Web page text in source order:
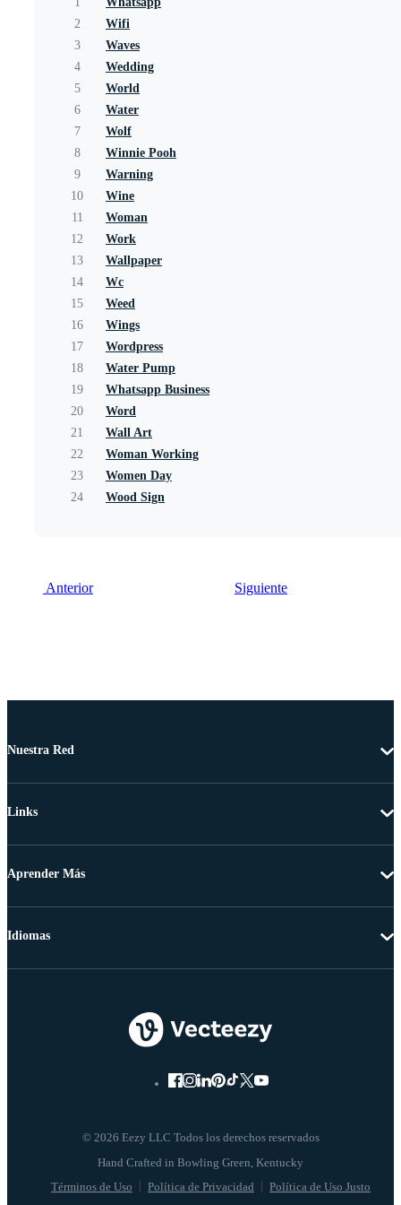
2
Wifi
3
Waves
4
Wedding
5
World
6
Water
7
Wolf
8
Winnie Pooh
9
Warning
10
Wine
11
Woman
12
Work
13
Wallpaper
14
Wc
15
Weed
16
Wings
17
Wordpress
18
Water Pump
19
Whatsapp Business
20
Word
21
Wall Art
22
Woman Working
23
Women Day
24
Wood Sign
Anterior Siguiente
Nuestra Red
Links
Aprender Más
© 2026 Eezy LLC Todos los derechos reservados
Términos de Uso Política de Privacidad Política de Uso Justo
Idiomas